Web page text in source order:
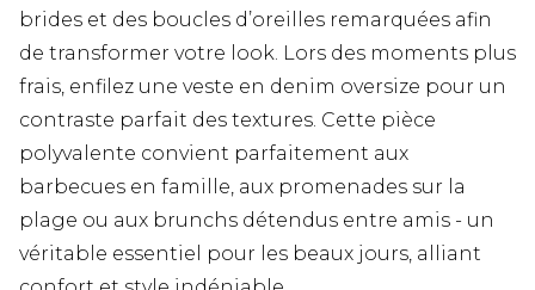
brides et des boucles d’oreilles remarquées afin
de transformer votre look. Lors des moments plus
frais, enfilez une veste en denim oversize pour un
contraste parfait des textures. Cette pièce
polyvalente convient parfaitement aux
barbecues en famille, aux promenades sur la
plage ou aux brunchs détendus entre amis - un
véritable essentiel pour les beaux jours, alliant